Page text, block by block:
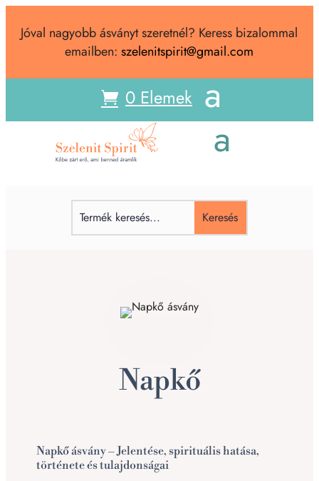
Jóval nagyobb ásványt szeretnél? Keress bizalommal
emailben: szelenitspirit@gmail.com
0 Elemek
Napkő
Napkő ásvány – Jelentése, spirituális hatása,
története és tulajdonságai